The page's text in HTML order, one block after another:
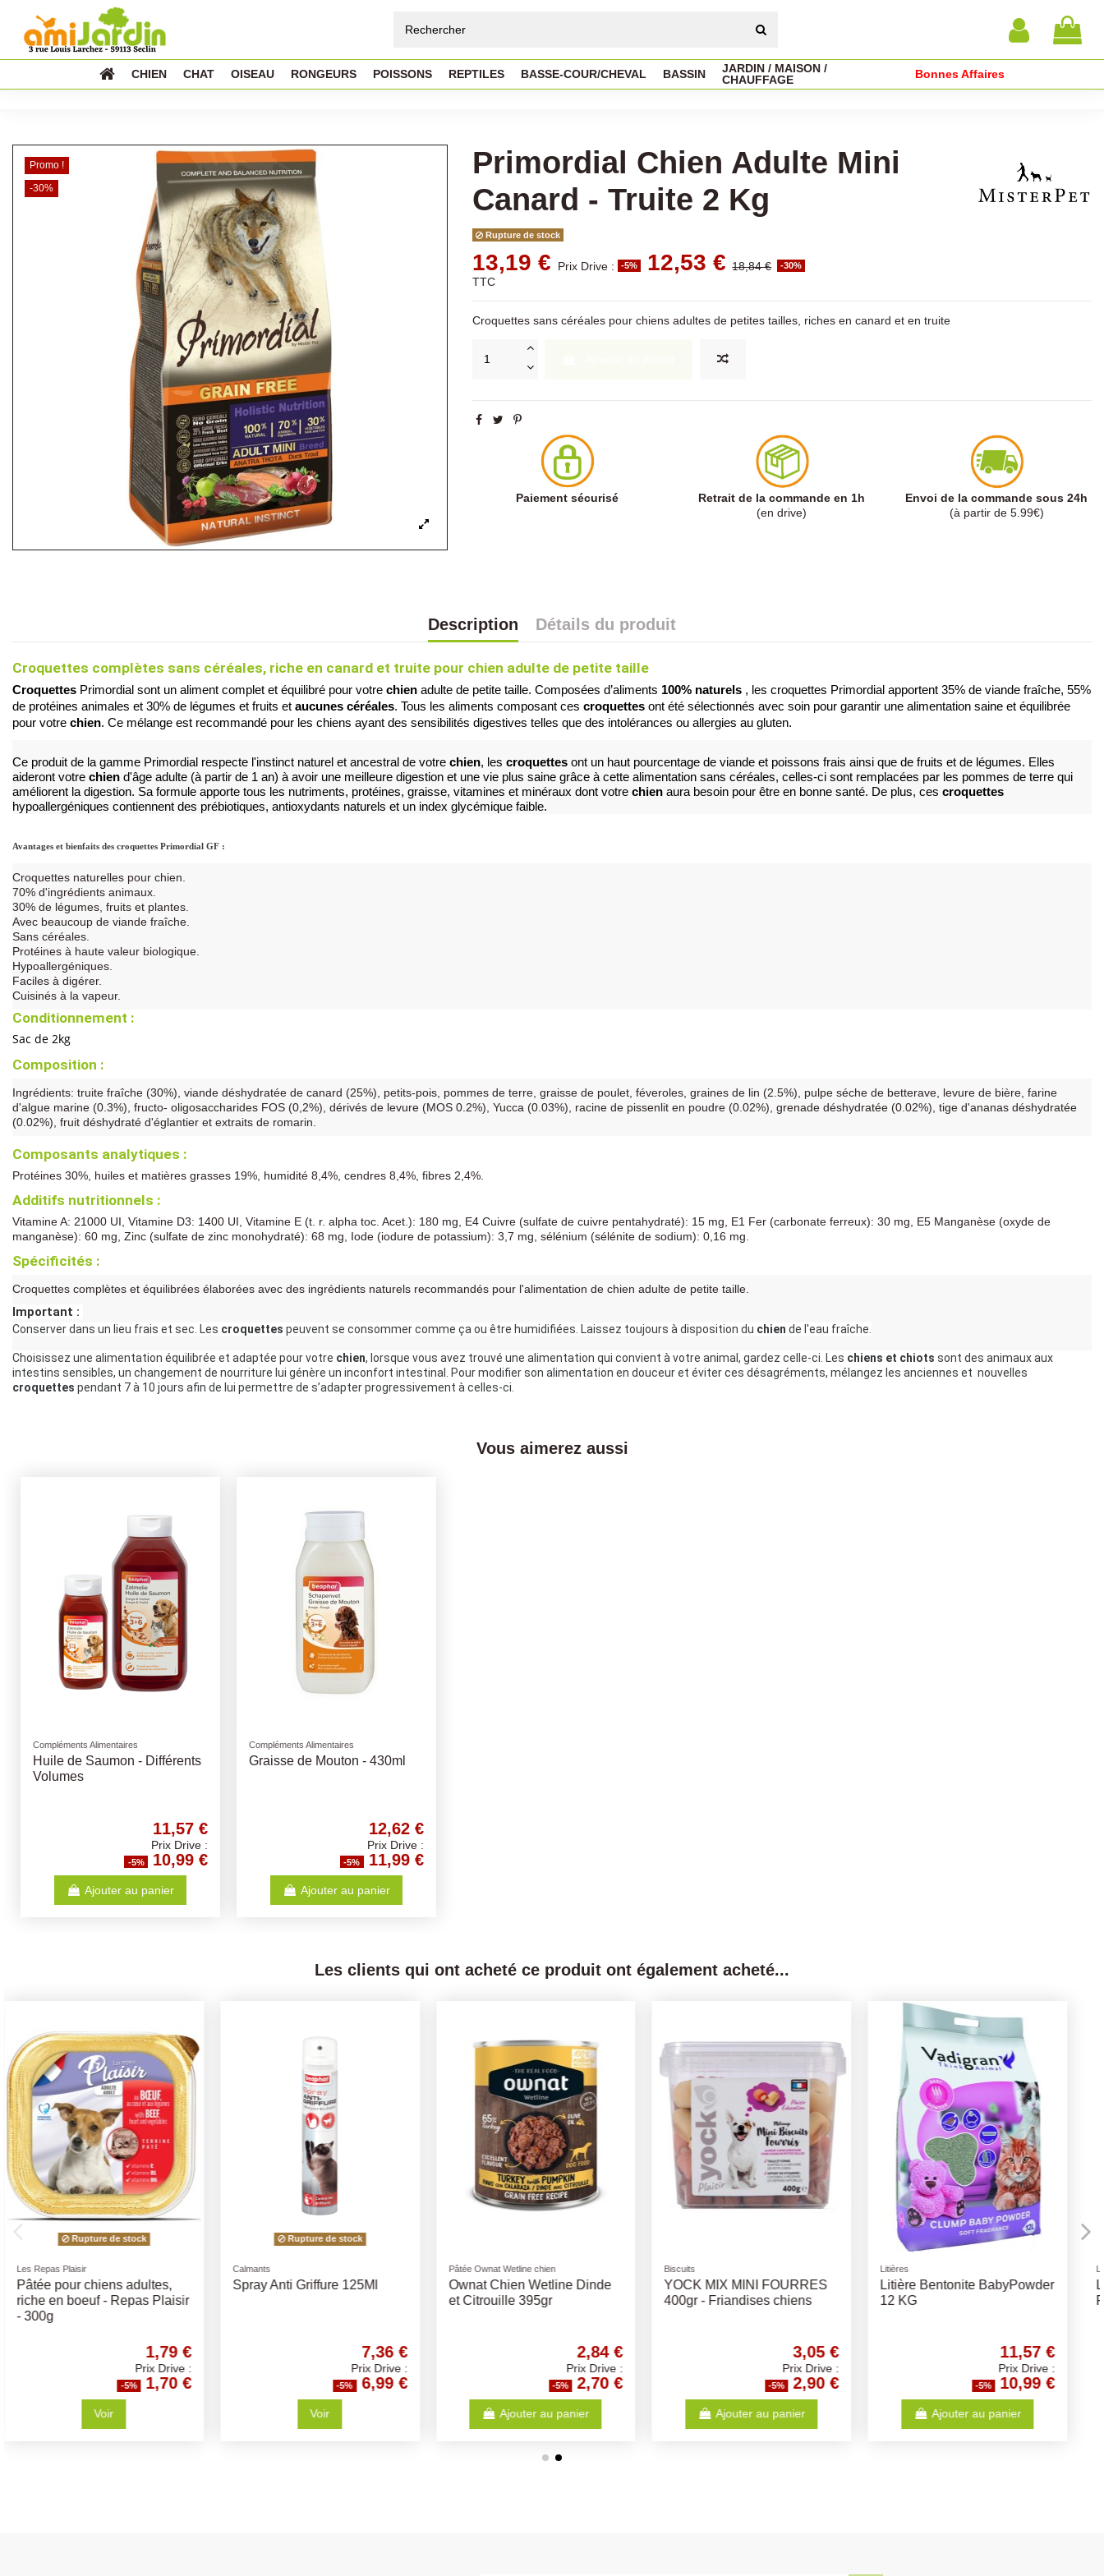
CHIEN CHAT OISEAU RONGEURS POISSONS REPTILES BASSE-COUR/CHEVAL BASSIN
JARDIN / MAISON /
CHAUFFAGE
Bonnes Affaires
Promo !
-30%
Primordial Chien Adulte Mini
Canard - Truite 2 Kg
Rupture de stock
13,19 € Prix Drive : -5% 12,53 € 18,84 € -30%
TTC
Croquettes sans céréales pour chiens adultes de petites tailles, riches en canard et en truite
Paiement sécurisé
Retrait de la commande en 1h
(en drive)
Envoi de la commande sous 24h
(à partir de 5.99€)
Description Détails du produit
Croquettes complètes sans céréales, riche en canard et truite pour chien adulte de petite taille
Croquettes Primordial sont un aliment complet et équilibré pour votre chien adulte de petite taille. Composées d’aliments 100% naturels , les croquettes Primordial apportent 35% de viande fraîche, 55%
de protéines animales et 30% de légumes et fruits et aucunes céréales. Tous les aliments composant ces croquettes ont été sélectionnés avec soin pour garantir une alimentation saine et équilibrée
pour votre chien. Ce mélange est recommandé pour les chiens ayant des sensibilités digestives telles que des intolérances ou allergies au gluten.
Ce produit de la gamme Primordial respecte l'instinct naturel et ancestral de votre chien, les croquettes ont un haut pourcentage de viande et poissons frais ainsi que de fruits et de légumes. Elles
aideront votre chien d'âge adulte (à partir de 1 an) à avoir une meilleure digestion et une vie plus saine grâce à cette alimentation sans céréales, celles-ci sont remplacées par les pommes de terre qui
améliorent la digestion. Sa formule apporte tous les nutriments, protéines, graisse, vitamines et minéraux dont votre chien aura besoin pour être en bonne santé. De plus, ces croquettes
hypoallergéniques contiennent des prébiotiques, antioxydants naturels et un index glycémique faible.
Avantages et bienfaits des croquettes Primordial GF :
Croquettes naturelles pour chien.
70% d'ingrédients animaux.
30% de légumes, fruits et plantes.
Avec beaucoup de viande fraîche.
Sans céréales.
Protéines à haute valeur biologique.
Hypoallergéniques.
Faciles à digérer.
Cuisinés à la vapeur.
Conditionnement :
Sac de 2kg
Composition :
Ingrédients: truite fraîche (30%), viande déshydratée de canard (25%), petits-pois, pommes de terre, graisse de poulet, féveroles, graines de lin (2.5%), pulpe séche de betterave, levure de bière, farine
d'algue marine (0.3%), fructo- oligosaccharides FOS (0,2%), dérivés de levure (MOS 0.2%), Yucca (0.03%), racine de pissenlit en poudre (0.02%), grenade déshydratée (0.02%), tige d'ananas déshydratée
(0.02%), fruit déshydraté d'églantier et extraits de romarin.
Composants analytiques :
Protéines 30%, huiles et matières grasses 19%, humidité 8,4%, cendres 8,4%, fibres 2,4%.
Additifs nutritionnels :
Vitamine A: 21000 UI, Vitamine D3: 1400 UI, Vitamine E (t. r. alpha toc. Acet.): 180 mg, E4 Cuivre (sulfate de cuivre pentahydraté): 15 mg, E1 Fer (carbonate ferreux): 30 mg, E5 Manganèse (oxyde de
manganèse): 60 mg, Zinc (sulfate de zinc monohydraté): 68 mg, Iode (iodure de potassium): 3,7 mg, sélénium (sélénite de sodium): 0,16 mg.
Spécificités :
Croquettes complètes et équilibrées élaborées avec des ingrédients naturels recommandés pour l'alimentation de chien adulte de petite taille.
Important :
Conserver dans un lieu frais et sec. Les croquettes peuvent se consommer comme ça ou être humidifiées. Laissez toujours à disposition du chien de l'eau fraîche.
Choisissez une alimentation équilibrée et adaptée pour votre chien, lorsque vous avez trouvé une alimentation qui convient à votre animal, gardez celle-ci. Les chiens et chiots sont des animaux aux
croquettes pendant 7 à 10 jours afin de lui permettre de s’adapter progressivement à celles-ci.
Vous aimerez aussi
Compléments Alimentaires
Huile de Saumon - Différents
Volumes
11,57 €
Prix Drive :
-5% 10,99 €
Ajouter au panier
Compléments Alimentaires
Graisse de Mouton - 430ml
12,62 €
Prix Drive :
-5% 11,99 €
Ajouter au panier
Les clients qui ont acheté ce produit ont également acheté...
Litières
Litière Sandy Clumping Baby
Powder 10kg
8,41 €
Prix Drive :
-5% 7,99 €
Ajouter au panier
Distibuteurs eau & croquettes
Distributeur eau ou
2,10 €
Prix Drive :
-5% 2,00 €
Ajouter au panier
Friandises naturelles
Creamy Snack Chien -
Différents Goûts
1,52 €
Prix Drive :
-5% 1,44 €
Voir
Biscuits
Pro Fusion Belamy Mix
Biscuits 1,3Kg - Friandises
6,30 €
Prix Drive :
-5% 5,99 €
Ajouter au panier
Biscuits
Bosch Biscuit Sammy's -
Différents Choix
3,68 €
Prix Drive :
-5% 3,50 €
Ajouter au panier